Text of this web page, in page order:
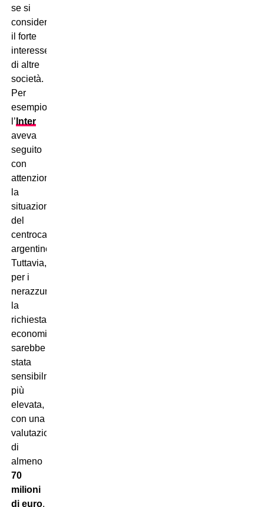
se si
considera
il forte
interesse
di altre
società.
Per
esempio,
l’ Inter
aveva
seguito
con
attenzione
la
situazione
del
centrocampista
argentino.
Tuttavia,
per i
nerazzurri
la
richiesta
economica
sarebbe
stata
sensibilmente
più
elevata,
con una
valutazione
di
almeno
70
milioni
di euro.